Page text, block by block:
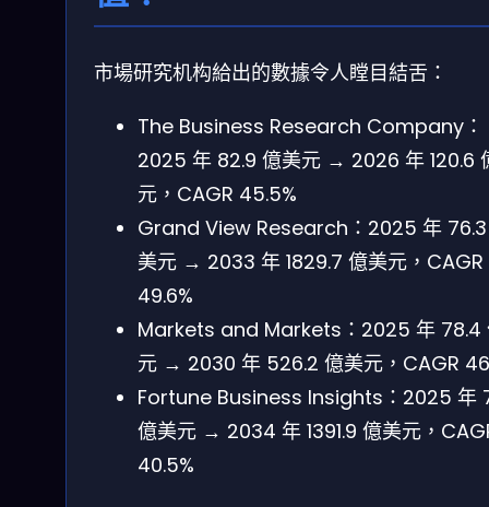
市場研究机构給出的數據令人瞠目結舌：
The Business Research Company：
2025 年 82.9 億美元 → 2026 年 120.6
元，CAGR 45.5%
Grand View Research：2025 年
美元 → 2033 年 1829.7 億美元，CAGR
49.6%
Markets and Markets：2025 年 78.4
元 → 2030 年 526.2 億美元，CAGR
Fortune Business Insights：2025 年
億美元 → 2034 年 1391.9 億美元，
40.5%